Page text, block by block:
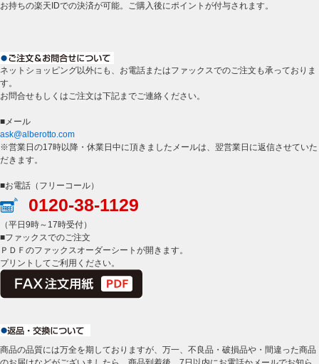
お持ちの楽天IDでの決済が可能。ご購入後にポイントが付与されます。
ネットショッピング以外にも、お電話またはファックスでのご注文も承っておりま
す。
お問合せもしくはご注文は下記までご連絡ください。
■メール
ask@alberotto.com
※営業日の17時以降・休業日中に頂きましたメールは、翌営業日に返信させていた
だきます。
■お電話（フリーコール）
0120-38-1129
（平日9時～17時受付）
■ファックスでのご注文
ＰＤＦのファックスオーダーシートが開きます。
プリントしてご利用ください。
商品の品質には万全を期しておりますが、万一、不良品・破損品や・間違った商品